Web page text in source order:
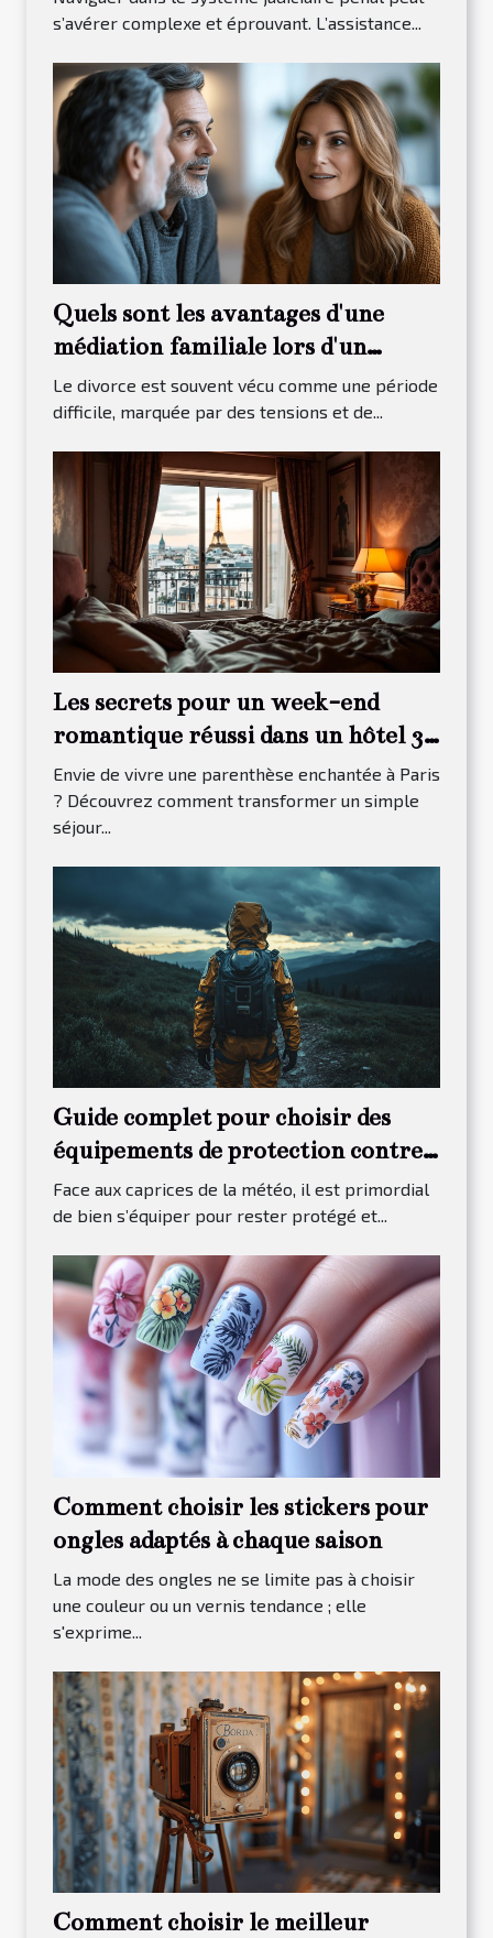
s’avérer complexe et éprouvant. L’assistance...
Quels sont les avantages d'une
médiation familiale lors d'un
divorce ?
Le divorce est souvent vécu comme une période
difficile, marquée par des tensions et de...
Les secrets pour un week-end
romantique réussi dans un hôtel 3
étoiles à Paris 13
Envie de vivre une parenthèse enchantée à Paris
? Découvrez comment transformer un simple
séjour...
Guide complet pour choisir des
équipements de protection contre
les intempéries
Face aux caprices de la météo, il est primordial
de bien s’équiper pour rester protégé et...
Comment choisir les stickers pour
ongles adaptés à chaque saison
La mode des ongles ne se limite pas à choisir
une couleur ou un vernis tendance ; elle
s'exprime...
Comment choisir le meilleur